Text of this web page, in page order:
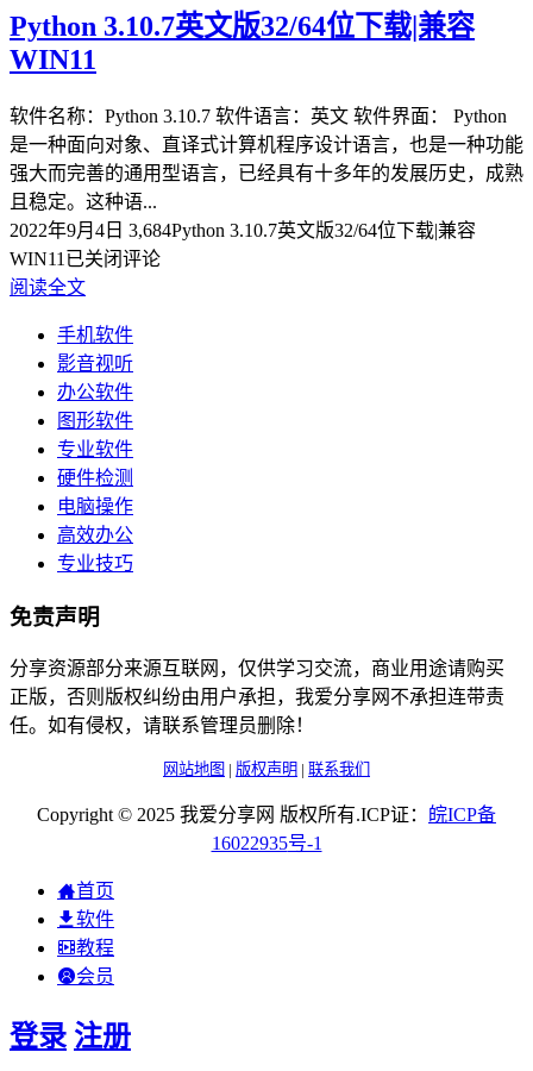
Python 3.10.7英文版32/64位下载|兼容
WIN11
软件名称：Python 3.10.7 软件语言：英文 软件界面： Python
是一种面向对象、直译式计算机程序设计语言，也是一种功能
强大而完善的通用型语言，已经具有十多年的发展历史，成熟
且稳定。这种语...
2022年9月4日 3,684Python 3.10.7英文版32/64位下载|兼容
WIN11 已关闭评论
阅读全文
手机软件
影音视听
办公软件
图形软件
专业软件
硬件检测
电脑操作
高效办公
专业技巧
免责声明
分享资源部分来源互联网，仅供学习交流，商业用途请购买
正版，否则版权纠纷由用户承担，我爱分享网不承担连带责
任。如有侵权，请联系管理员删除！
网站地图 | 版权声明 | 联系我们
Copyright © 2025 我爱分享网 版权所有.ICP证： 皖ICP备
16022935号-1
首页
软件
教程
会员
登录 注册